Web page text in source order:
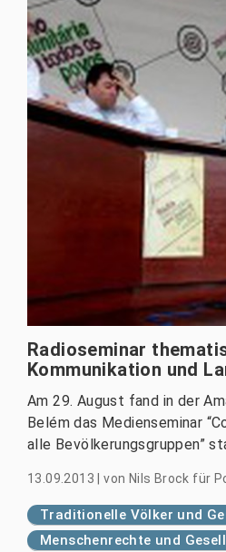
Radioseminar
Kommunikation und
Am 29. August fand in der
Belém das Medienseminar
alle Bevölkerungsgruppen”
13.09.2013 |von Nils Brock für
Traditionelle Völker und
Menschenrechte und